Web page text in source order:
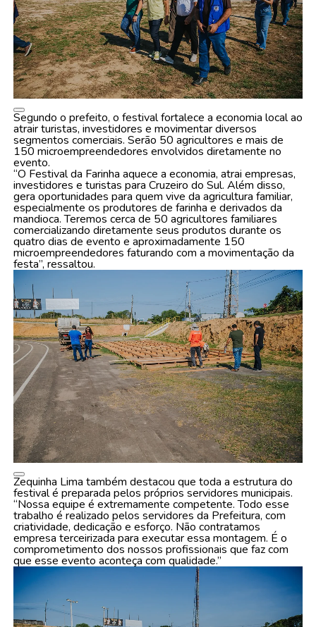
Segundo o prefeito, o festival fortalece a economia local ao
atrair turistas, investidores e movimentar diversos
segmentos comerciais. Serão 50 agricultores e mais de
150 microempreendedores envolvidos diretamente no
evento.
“O Festival da Farinha aquece a economia, atrai empresas,
investidores e turistas para Cruzeiro do Sul. Além disso,
gera oportunidades para quem vive da agricultura familiar,
especialmente os produtores de farinha e derivados da
mandioca. Teremos cerca de 50 agricultores familiares
comercializando diretamente seus produtos durante os
quatro dias de evento e aproximadamente 150
microempreendedores faturando com a movimentação da
festa”, ressaltou.
Zequinha Lima também destacou que toda a estrutura do
festival é preparada pelos próprios servidores municipais.
“Nossa equipe é extremamente competente. Todo esse
trabalho é realizado pelos servidores da Prefeitura, com
criatividade, dedicação e esforço. Não contratamos
empresa terceirizada para executar essa montagem. É o
comprometimento dos nossos profissionais que faz com
que esse evento aconteça com qualidade.”